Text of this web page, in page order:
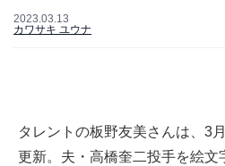
2023.03.13
カワサキ ユウナ
タレントの板野友美さんは、3
更新。夫・高橋奎二投手を絵文